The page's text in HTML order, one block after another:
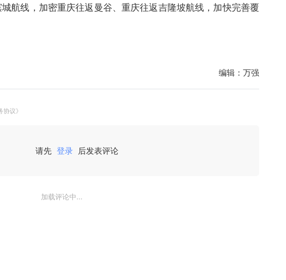
航线，加密重庆往返曼谷、重庆往返吉隆坡航线，加快完善覆
编辑： 万强
议》
请先 登录 后发表评论
加载评论中...